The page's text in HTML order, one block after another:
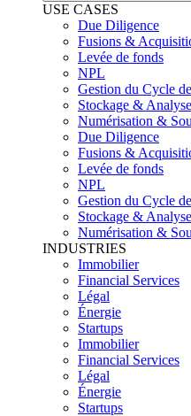
USE CASES
Due Diligence
Fusions &
Levée de fonds
NPL
Gestion du Cycle
Stockage &
Numérisation &
Due Diligence
Fusions &
Levée de fonds
NPL
Gestion du Cycle
Stockage &
Numérisation &
INDUSTRIES
Immobilier
Financial Services
Légal
Énergie
Startups
Immobilier
Financial Services
Légal
Énergie
Startups